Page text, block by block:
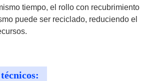
tiempo, el rollo con recubrimiento
puede ser reciclado, reduciendo el